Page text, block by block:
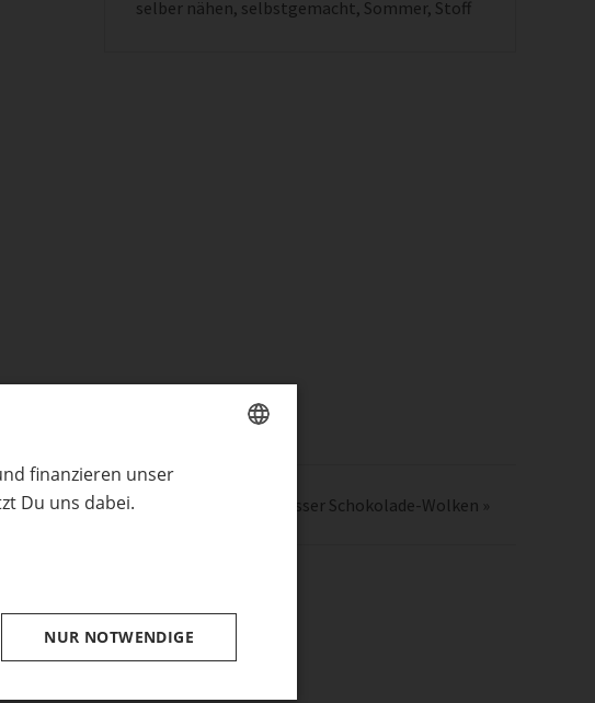
selber nähen, selbstgemacht, Sommer, Stoff
Regenbogen-Butterplätzchen mit weisser Schokolade-Wolken »
finanzieren unser
Du uns dabei.
NUR NOTWENDIGE